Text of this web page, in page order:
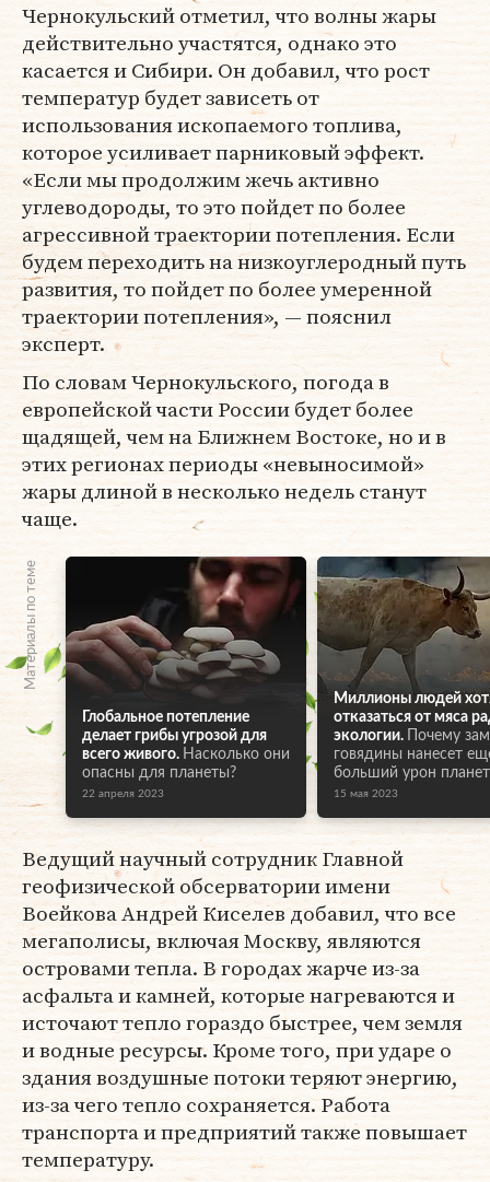
Чернокульский отметил, что волны жары
действительно участятся, однако это
касается и Сибири. Он добавил, что рост
температур будет зависеть от
использования ископаемого топлива,
которое усиливает парниковый эффект.
«Если мы продолжим жечь активно
углеводороды, то это пойдет по более
агрессивной траектории потепления. Если
будем переходить на низкоуглеродный путь
развития, то пойдет по более умеренной
траектории потепления», — пояснил
эксперт.
По словам Чернокульского, погода в
европейской части России будет более
щадящей, чем на Ближнем Востоке, но и в
этих регионах периоды «невыносимой»
жары длиной в несколько недель станут
чаще.
Материалы по теме
Глобальное потепление
делает грибы угрозой для
всего живого. Насколько они
опасны для планеты?
22 апреля 2023
Миллионы людей
отказаться от мяса
экологии.
Почему
говядины нанесет
больший урон
15 мая 2023
Ведущий научный сотрудник Главной
геофизической обсерватории имени
Воейкова Андрей Киселев добавил, что все
мегаполисы, включая Москву, являются
островами тепла. В городах жарче из-за
асфальта и камней, которые нагреваются и
источают тепло гораздо быстрее, чем земля
и водные ресурсы. Кроме того, при ударе о
здания воздушные потоки теряют энергию,
из-за чего тепло сохраняется. Работа
транспорта и предприятий также повышает
температуру.